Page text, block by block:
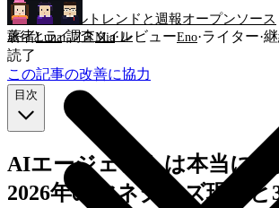
開発者ツール トレンドと週報オープンソース
旅行とライフスタイル
著者Luna·調査Mia·レビューEno·ライター·
読了
この記事の改善に協力
目次
AIエージェントは本当に稼
2026年のマネタイズ現実と